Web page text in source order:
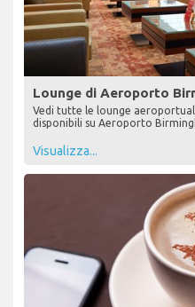
Lounge di Aeroporto
Vedi tutte le lounge
disponibili su Aeroporto
Visualizza...